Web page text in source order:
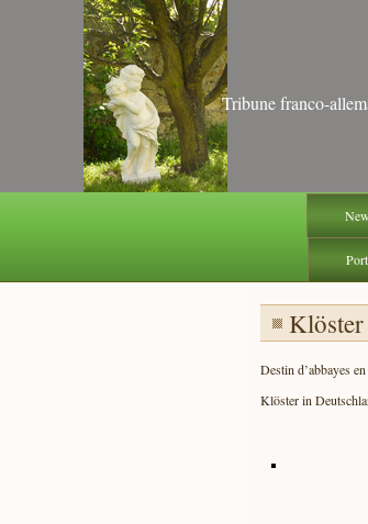
Tribune franco-
Destin d’abbayes
Klöster in